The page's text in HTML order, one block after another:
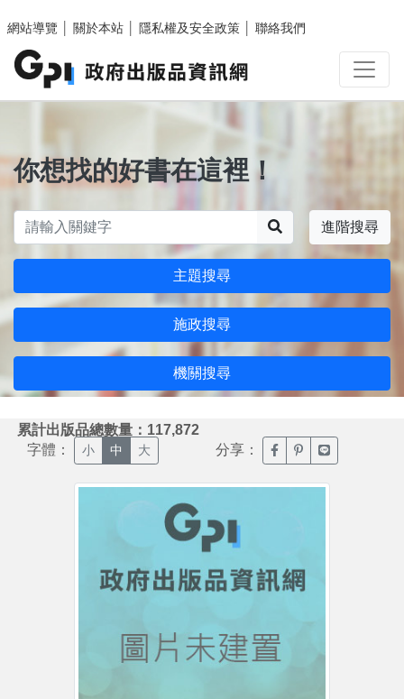
網站導覽
關於本站 隱私權及安全政策 聯絡我們
你想找的好書在這裡！
進階搜尋
主題搜尋
施政搜尋
機關搜尋
累計出版品總數量：117,872
字體： 小 中 大 分享： 臉書分享(另開新視窗)
噗浪分享(另開新
Line分享(另